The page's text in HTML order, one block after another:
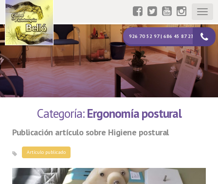
926 70 52 97 | 686 45 87 23
Categoría:Ergonomía postural
Publicación artículo sobre Higiene postural
Artículo publicado